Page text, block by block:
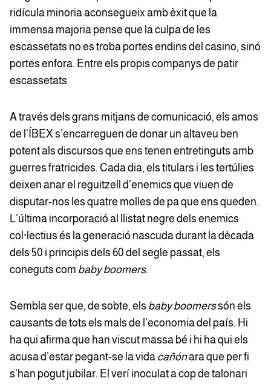
ridícula minoria aconsegueix amb èxit que la
immensa majoria pense que la culpa de les
escassetats no es troba portes endins del casino, sinó
portes enfora. Entre els propis companys de patir
escassetats.
A través dels grans mitjans de comunicació, els amos
de l’ÍBEX s’encarreguen de donar un altaveu ben
potent als discursos que ens tenen entretinguts amb
guerres fratricides. Cada dia, els titulars i les tertúlies
deixen anar el reguitzell d’enemics que viuen de
disputar-nos les quatre molles de pa que ens queden.
L’última incorporació al llistat negre dels enemics
col·lectius és la generació nascuda durant la dècada
dels 50 i principis dels 60 del segle passat, els
coneguts com baby boomers.
Sembla ser que, de sobte, els baby boomerssón els
causants de tots els mals de l’economia del país. Hi
ha qui afirma que han viscut massa bé i hi ha qui els
acusa d’estar pegant-se la vida cañónara que per fi
s’han pogut jubilar. El verí inoculat a cop de talonari